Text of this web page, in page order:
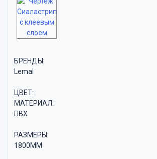
БРЕНДЫ:
Lemal
ЦВЕТ:
МАТЕРИАЛ:
ПВХ
РАЗМЕРЫ:
1800ММ